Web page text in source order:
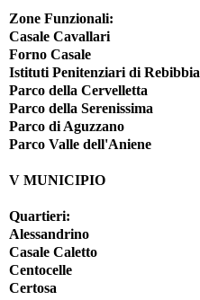
Zone Funzionali:
Casale Cavallari
Forno Casale
Istituti Penitenziari di Rebibbia
Parco della Cervelletta
Parco della Serenissima
Parco di Aguzzano
Parco Valle dell'Aniene
V MUNICIPIO
Quartieri:
Alessandrino
Casale Caletto
Centocelle
Certosa